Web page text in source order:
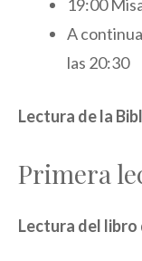
19:00
A
las 20:30
Lectura de la
Primera
Lectura del libro